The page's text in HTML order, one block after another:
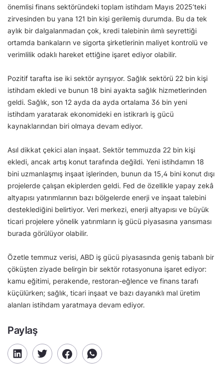
önemlisi finans sektöründeki toplam istihdam Mayıs 2025’teki
zirvesinden bu yana 121 bin kişi gerilemiş durumda. Bu da tek
aylık bir dalgalanmadan çok, kredi talebinin ılımlı seyrettiği
ortamda bankaların ve sigorta şirketlerinin maliyet kontrolü ve
verimlilik odaklı hareket ettiğine işaret ediyor olabilir.
Pozitif tarafta ise iki sektör ayrışıyor. Sağlık sektörü 22 bin kişi
istihdam ekledi ve bunun 18 bini ayakta sağlık hizmetlerinden
geldi. Sağlık, son 12 ayda da ayda ortalama 36 bin yeni
istihdam yaratarak ekonomideki en istikrarlı iş gücü
kaynaklarından biri olmaya devam ediyor.
Asıl dikkat çekici alan inşaat. Sektör temmuzda 22 bin kişi
ekledi, ancak artış konut tarafında değildi. Yeni istihdamın 18
bini uzmanlaşmış inşaat işlerinden, bunun da 15,4 bini konut dışı
projelerde çalışan ekiplerden geldi. Fed de özellikle yapay zekâ
altyapısı yatırımlarının bazı bölgelerde enerji ve inşaat talebini
desteklediğini belirtiyor. Veri merkezi, enerji altyapısı ve büyük
ticari projelere yönelik yatırımların iş gücü piyasasına yansıması
burada görülüyor olabilir.
Özetle temmuz verisi, ABD iş gücü piyasasında geniş tabanlı bir
çöküşten ziyade belirgin bir sektör rotasyonuna işaret ediyor:
kamu eğitimi, perakende, restoran-eğlence ve finans tarafı
küçülürken; sağlık, ticari inşaat ve bazı dayanıklı mal üretim
alanları istihdam yaratmaya devam ediyor.
Paylaş